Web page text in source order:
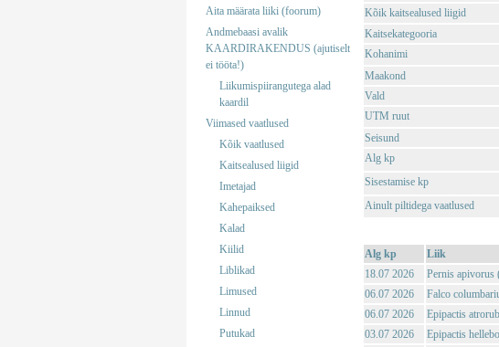
Aita määrata liiki (foorum)
Andmebaasi avalik
KAARDIRAKENDUS (ajutiselt
ei tööta!)
Liikumispiirangutega alad
kaardil
Viimased vaatlused
Kõik vaatlused
Kaitsealused liigid
Imetajad
Kahepaiksed
Kalad
Kiilid
Liblikad
Limused
Linnud
Putukad
Kõik kaitsealused liigid
Kaitsekategooria
Kohanimi
Maakond
Vald
UTM ruut
Seisund
Alg kp
Sisestamise kp
Ainult piltidega vaatlused
Alg kp Liik
18.07 2026
Pernis apivorus
06.07 2026
Falco
06.07 2026
Epipactis
03.07 2026
Epipactis